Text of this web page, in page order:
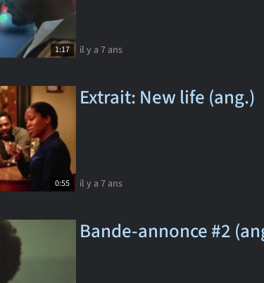
1:17 il y a 7 ans
0:55
Extrait: New life (ang.)
il y a 7 ans
Bande-annonce #2